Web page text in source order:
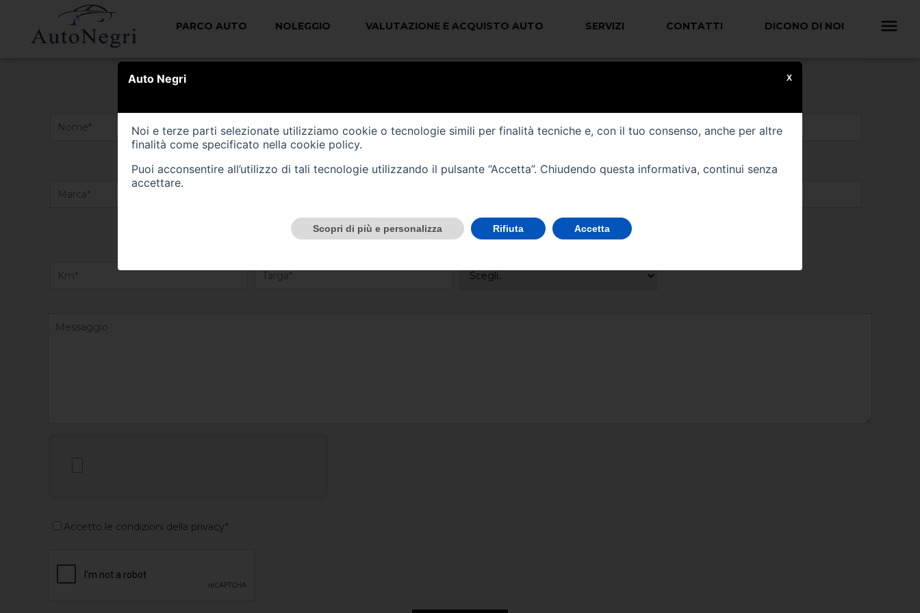
PARCO AUTO NOLEGGIO VALUTAZIONE E ACQUISTO AUTO SERVIZI CONTATTI DICONO DI NOI
VALUTA IL TUO VEICOLO
Accetto le condizioni della privacy*
Auto Negri
Noi e terze parti selezionate utilizziamo cookie o tecnologie simili per finalità tecniche e, con il tuo consenso, anche per altre
finalità come specificato nella cookie policy.
Puoi acconsentire all’utilizzo di tali tecnologie utilizzando il pulsante “Accetta”. Chiudendo questa informativa, continui senza
accettare.
Scopri di più e personalizza Rifiuta Accetta
X